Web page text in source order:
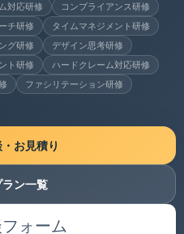
対応研修
コンプライアンス研修
チ研修
タイムマネジメント研修
グ研修
デザイン思考研修
ト研修
ハードクレーム対応研修
ファシリテーション研修
お見積り
ン一覧
ォーム